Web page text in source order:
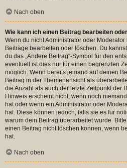
Nach oben
Wie kann ich einen Beitrag bearbeiten
Wenn du nicht Administrator oder
Beiträge bearbeiten oder löschen. Du
du das „Ändere Beitrag“-Symbol für den
eventuell ist dies nur für einen begrenzten
möglich. Wenn bereits jemand auf deinen
Beitrag in der Themenansicht als
die Anzahl als auch der letzte Zeitpunkt der
Hinweis erscheint nicht, wenn noch
hat oder wenn ein Administrator oder
hat. Diese können jedoch, falls sie es für
warum dein Beitrag überarbeitet wurde.
einen Beitrag nicht löschen können, wenn
hat.
Nach oben